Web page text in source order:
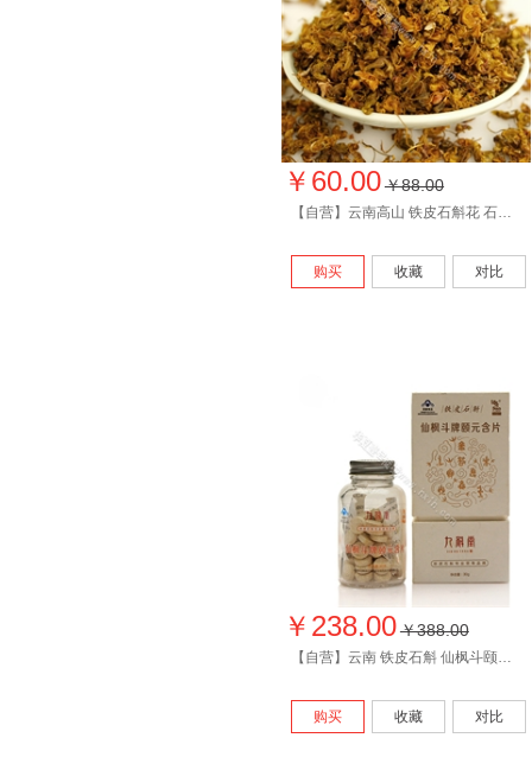
￥60.00￥88.00
【自营】云南高山 铁皮石斛花 石斛花 散装 5g起拍 10g以上包邮
购买 收藏 对比
￥238.00￥388.00
【自营】云南 铁皮石斛 仙枫斗颐元含片 30克瓶装礼盒 包邮
购买 收藏 对比